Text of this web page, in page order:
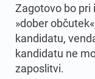
Zagotovo bo pri
»dober
kandidatu,
kandidatu ne
zaposlitvi.